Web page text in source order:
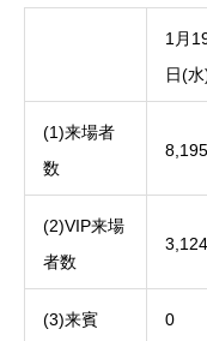
1月
日(水
(1)来場者
数
8,195
(2)VIP来場
者数
3,124
(3)来賓 0